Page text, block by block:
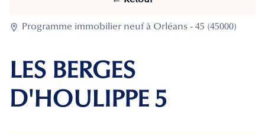
 Programme immobilier neuf à Orléans - 45 (45000)
LES BERGES
D'HOULIPPE 5